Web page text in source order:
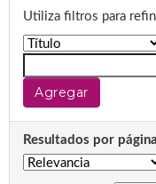
Utiliza filtros para
Resultados por página